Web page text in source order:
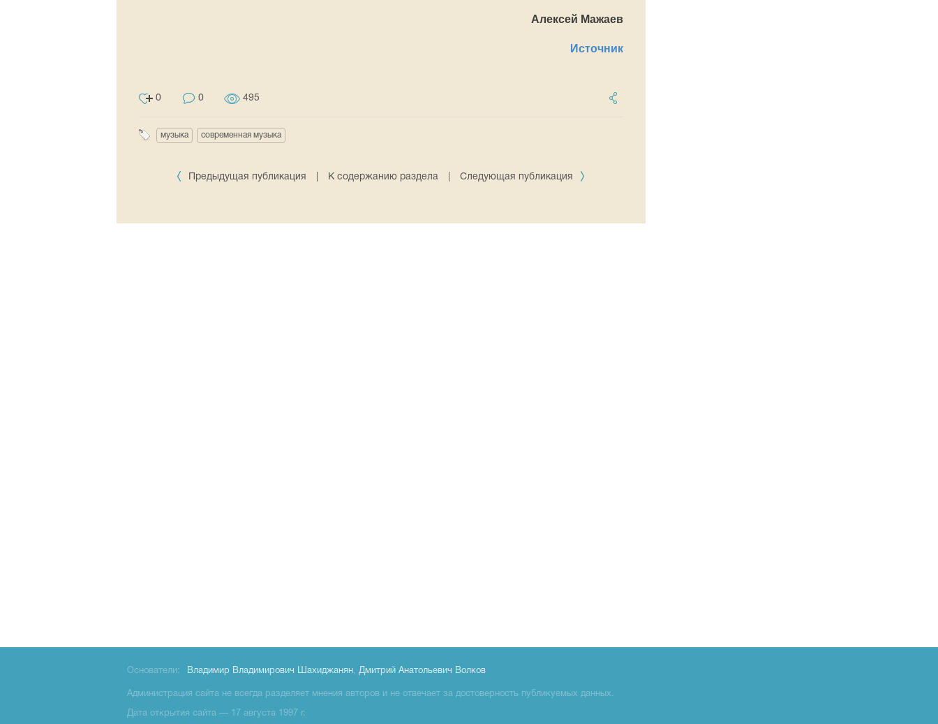
Алексей Мажаев
Источник
0 0 495
музыка современная музыка
Предыдущая публикация К содержанию раздела Следующая публикация
Основатели: Владимир Владимирович Шахиджанян, Дмитрий Анатольевич Волков
Администрация сайта не всегда разделяет мнения авторов и не отвечает за достоверность публикуемых данных.
Дата открытия сайта — 17 августа 1997 г.